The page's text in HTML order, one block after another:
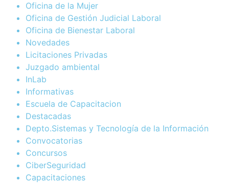
Oficina de la Mujer
Oficina de Gestión Judicial Laboral
Oficina de Bienestar Laboral
Novedades
Licitaciones Privadas
Juzgado ambiental
InLab
Informativas
Escuela de Capacitacion
Destacadas
Depto.Sistemas y Tecnología de la Información
Convocatorias
Concursos
CiberSeguridad
Capacitaciones